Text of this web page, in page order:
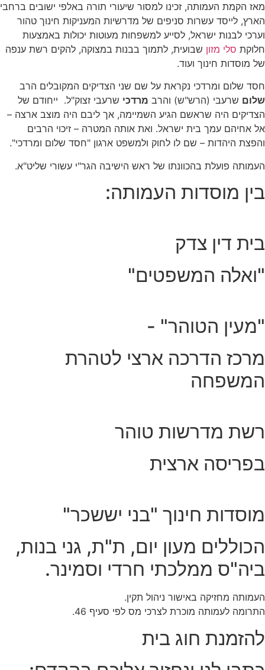
מאז הקמת העמותה, זכינו למסור שיעורי תורה באלפי ישובים ברחבי
הארץ, לייסד עשרות סניפים של מדרשיות המעניקות חינוך טהור
וערכי לבנות ישראל, לסייע למשפחות מעוטות יכולות באמצעות
חלוקת סלי מזון שבועית, לתמוך בבנות במצוקה, להקים רשת ענפה
של מוסדות חינוך ועוד.
חסד שלום ומרדכי נקראת על שם שני הצדיקים המקובלים הרב
שלום שרעבי (הרש"ש) והרב מרדכי שרעבי זצוק"ל. ייחודם של
הצדיקים היה שראשם הגיע השמיימה, אך ליבם היה מוצב ארצה –
אל אחיהם עמך בית ישראל. ואת אותה המטרה – זיכוי הרבים
והפצת היהדות – שם לו לחוק ולמשפט ארגון "חסד שלום ומרדכי".
העמותה פועלת בהכוונתו של ראש הישיבה הגר"י עשורי שליט"א.
בין מוסדות העמותה:
בית דין צדק
"ואלה המשפטים"
"מעין הטוהר" -
מרכז הדרכה ארצי לטהרת
המשפחה
רשת מדרשות טוהר
בפריסה ארצית
מוסדות חינוך "בני יששכר"
הכוללים מעון יום, ת"ת, גני בנות,
ביה"ס ממלכתי חרדי וסמינר.
העמותה מחזיקה באישור ניהול תקין.
התרומה לעמותה מוכרת לצרכי מס לפי סעיף 46.
להזמנת חוג בית